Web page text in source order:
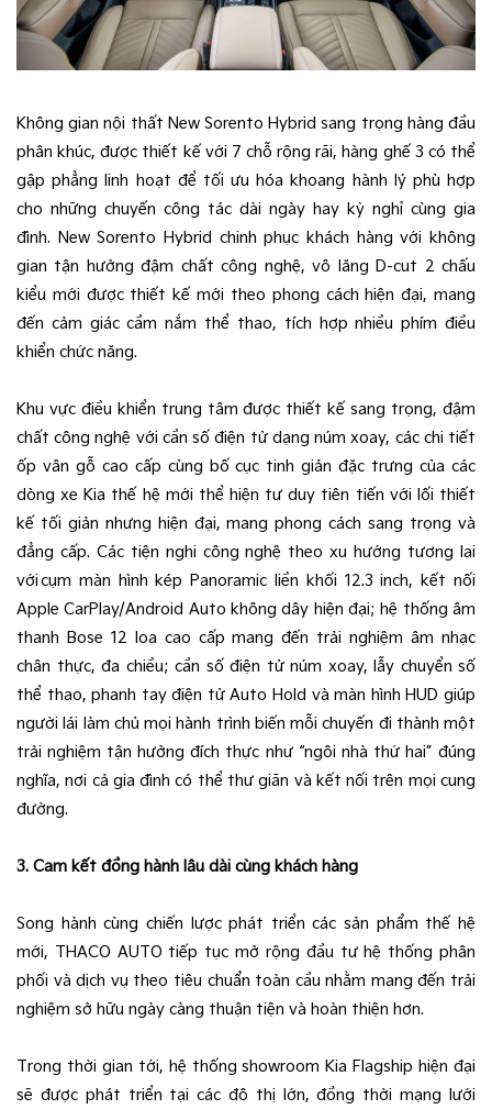
Không gian nội thất New Sorento Hybrid sang trọng hàng đầu
phân khúc, được thiết kế với 7 chỗ rộng rãi, hàng ghế 3 có thể
gập phẳng linh hoạt để tối ưu hóa khoang hành lý phù hợp
cho những chuyến công tác dài ngày hay kỳ nghỉ cùng gia
đình. New Sorento Hybrid chinh phục khách hàng với không
gian tận hưởng đậm chất công nghệ, vô lăng D-cut 2 chấu
kiểu mới được thiết kế mới theo phong cách hiện đại, mang
đến cảm giác cầm nắm thể thao, tích hợp nhiều phím điều
khiển chức năng.
Khu vực điều khiển trung tâm được thiết kế sang trọng, đậm
chất công nghệ với cần số điện tử dạng núm xoay, các chi tiết
ốp vân gỗ cao cấp cùng bố cục tinh giản đặc trưng của các
dòng xe Kia thế hệ mới thể hiện tư duy tiên tiến với lối thiết
kế tối giản nhưng hiện đại, mang phong cách sang trọng và
đẳng cấp. Các tiện nghi công nghệ theo xu hướng tương lai
với cụm màn hình kép Panoramic liền khối 12.3 inch, kết nối
Apple CarPlay/Android Auto không dây hiện đại; hệ thống âm
thanh Bose 12 loa cao cấp mang đến trải nghiệm âm nhạc
chân thực, đa chiều; cần số điện tử núm xoay, lẫy chuyển số
thể thao, phanh tay điện tử Auto Hold và màn hình HUD giúp
người lái làm chủ mọi hành trình biến mỗi chuyến đi thành một
trải nghiệm tận hưởng đích thực như “ngôi nhà thứ hai” đúng
nghĩa, nơi cả gia đình có thể thư giãn và kết nối trên mọi cung
đường.
3. Cam kết đồng hành lâu dài cùng khách hàng
Song hành cùng chiến lược phát triển các sản phẩm thế hệ
mới, THACO AUTO tiếp tục mở rộng đầu tư hệ thống phân
phối và dịch vụ theo tiêu chuẩn toàn cầu nhằm mang đến trải
nghiệm sở hữu ngày càng thuận tiện và hoàn thiện hơn.
Trong thời gian tới, hệ thống showroom Kia Flagship hiện đại
sẽ được phát triển tại các đô thị lớn, đồng thời mạng lưới